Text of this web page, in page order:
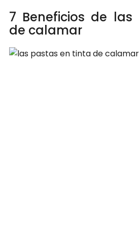
7 Beneficios de
de calamar